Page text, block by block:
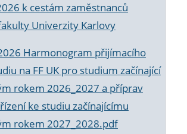
k cestám zaměstnanců
Univerzity Karlovy
Harmonogram přijímacího
na FF UK pro studium začínající
rokem 2026_2027 a příprav
ke studiu začínajícímu
rokem 2027_2028.pdf